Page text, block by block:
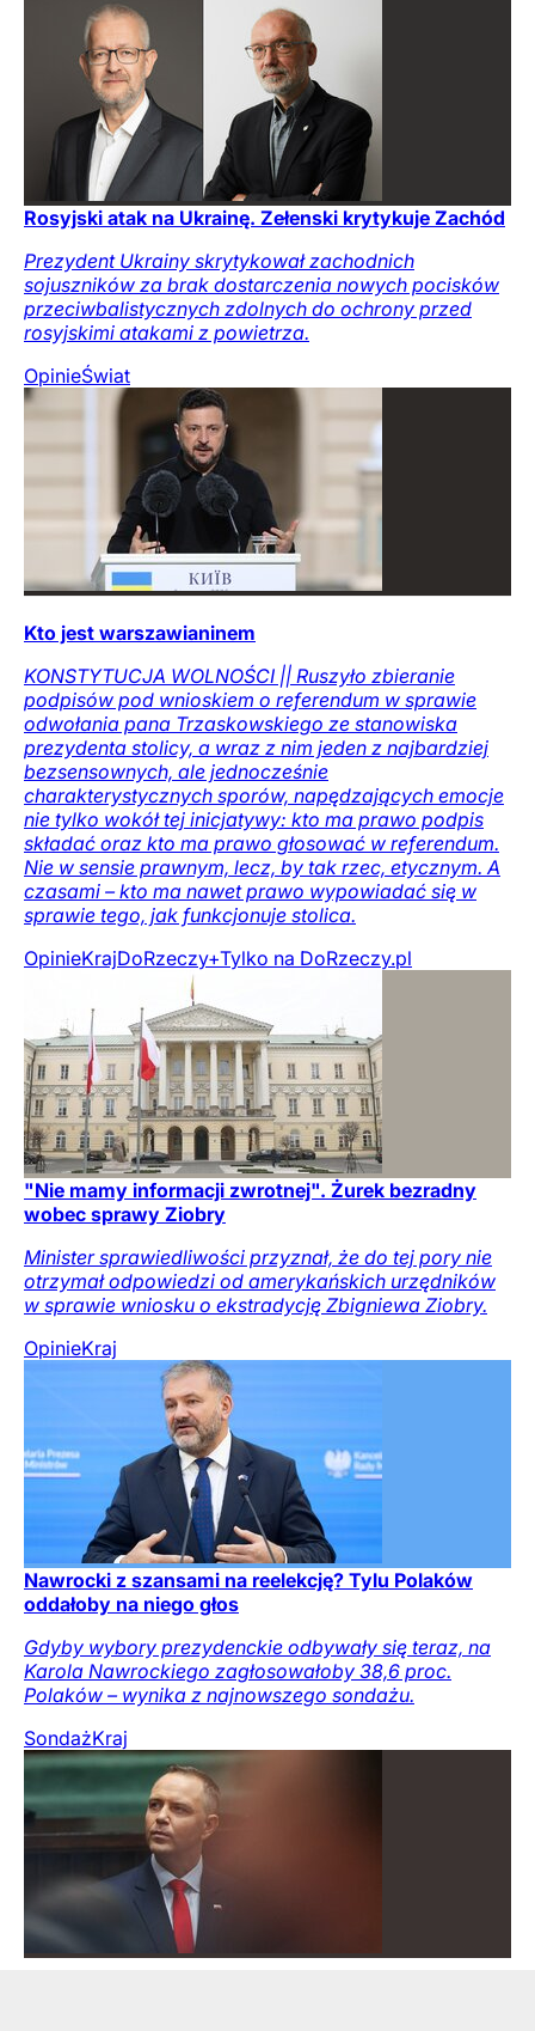
Rosyjski atak na Ukrainę. Zełenski krytykuje Zachód
Prezydent Ukrainy skrytykował zachodnich
sojuszników za brak dostarczenia nowych pocisków
przeciwbalistycznych zdolnych do ochrony przed
rosyjskimi atakami z powietrza.
OpinieŚwiat
Kto jest warszawianinem
KONSTYTUCJA WOLNOŚCI || Ruszyło zbieranie
podpisów pod wnioskiem o referendum w sprawie
odwołania pana Trzaskowskiego ze stanowiska
prezydenta stolicy, a wraz z nim jeden z najbardziej
bezsensownych, ale jednocześnie
charakterystycznych sporów, napędzających emocje
nie tylko wokół tej inicjatywy: kto ma prawo podpis
składać oraz kto ma prawo głosować w referendum.
Nie w sensie prawnym, lecz, by tak rzec, etycznym. A
czasami – kto ma nawet prawo wypowiadać się w
sprawie tego, jak funkcjonuje stolica.
OpinieKrajDoRzeczy+Tylko na DoRzeczy.pl
"Nie mamy informacji zwrotnej". Żurek bezradny
wobec sprawy Ziobry
Minister sprawiedliwości przyznał, że do tej pory nie
otrzymał odpowiedzi od amerykańskich urzędników
w sprawie wniosku o ekstradycję Zbigniewa Ziobry.
OpinieKraj
Nawrocki z szansami na reelekcję? Tylu Polaków
oddałoby na niego głos
Gdyby wybory prezydenckie odbywały się teraz, na
Karola Nawrockiego zagłosowałoby 38,6 proc.
Polaków – wynika z najnowszego sondażu.
SondażKraj